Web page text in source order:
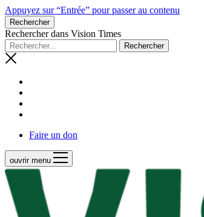
Appuyez sur “Entrée” pour passer au contenu
Rechercher
Rechercher dans Vision Times
Faire un don
ouvrir menu